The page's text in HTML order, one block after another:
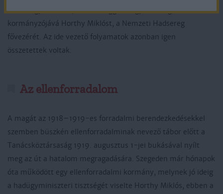
Nemzetgyűlés elsöprő többséggel Magyarország
kormányzójává Horthy Miklóst, a Nemzeti Hadsereg
fővezérét. Az ide vezető folyamatok azonban igen
összetettek voltak.
Az ellenforradalom
A magát az 1918–1919-es forradalmi berendezkedésekkel
szemben büszkén ellenforradalminak nevező tábor előtt a
Tanácsköztársaság 1919. augusztus 1-jei bukásával nyílt
meg az út a hatalom megragadására. Szegeden már hónapok
óta működött egy ellenforradalmi kormány, melynek jó ideig
a hadügyminiszteri tisztségét viselte Horthy Miklós, ebben a